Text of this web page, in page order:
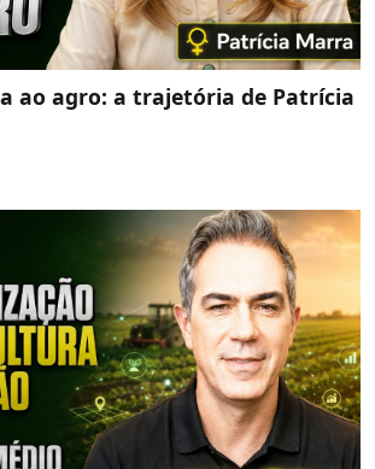
ao agro: a trajetória de Patrícia